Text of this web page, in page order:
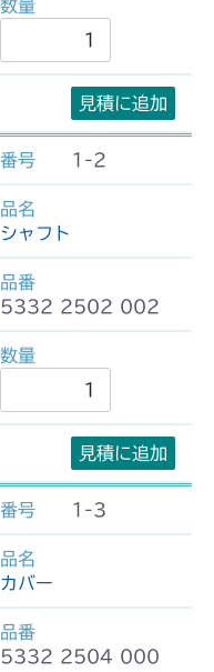
見積に追加
1-2
シャフト
5332 2502 002
見積に追加
1-3
カバー
5332 2504 000